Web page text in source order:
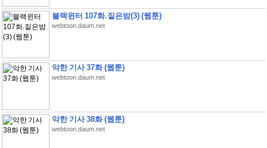
블랙윈터 107화.짙은밤(3) (웹툰)
webtoon.daum.net
악한 기사 37화 (웹툰)
webtoon.daum.net
악한 기사 38화 (웹툰)
webtoon.daum.net